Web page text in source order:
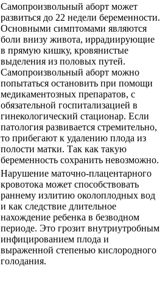
Самопроизвольный аборт может
развиться до 22 недели беременности.
Основными симптомами являются
боли внизу живота, иррадиирующие
в прямую кишку, кровянистые
выделения из половых путей.
Самопроизвольный аборт можно
попытаться остановить при помощи
медикаментозных препаратов, с
обязательной госпитализацией в
гинекологический стационар. Если
патология развивается стремительно,
то прибегают к удалению плода из
полости матки. Так как такую
беременность сохранить невозможно.
Нарушение маточно-плацентарного
кровотока может способствовать
раннему излитию околоплодных вод
и как следствие длительное
нахождение ребенка в безводном
периоде. Это грозит внутриутробным
инфицированием плода и
выраженной степенью кислородного
голодания.